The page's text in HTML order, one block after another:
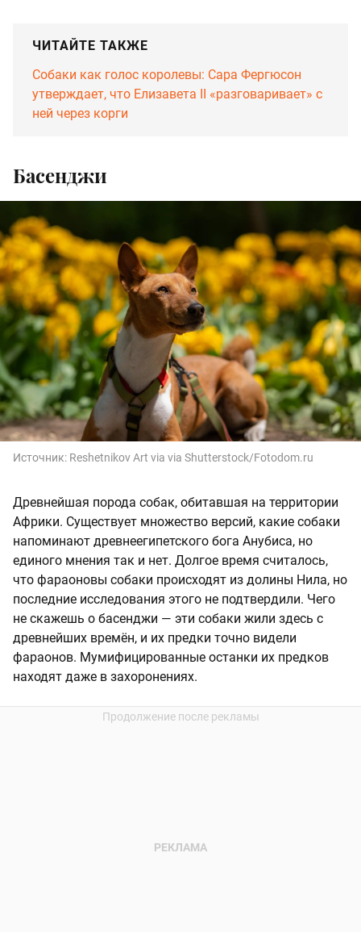
ЧИТАЙТЕ ТАКЖЕ
Собаки как голос королевы: Сара Фергюсон
утверждает, что Елизавета II «разговаривает» с
ней через корги
Басенджи
Источник: Reshetnikov Art via via Shutterstock/Fotodom.ru
Древнейшая порода собак, обитавшая на территории
Африки. Существует множество версий, какие собаки
напоминают древнеегипетского бога Анубиса, но
единого мнения так и нет. Долгое время считалось,
что фараоновы собаки происходят из долины Нила, но
последние исследования этого не подтвердили. Чего
не скажешь о басенджи — эти собаки жили здесь с
древнейших времён, и их предки точно видели
фараонов. Мумифицированные останки их предков
находят даже в захоронениях.